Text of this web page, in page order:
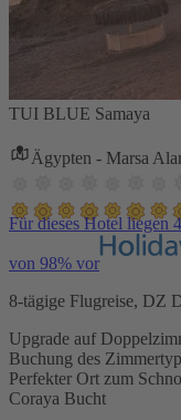
TUI BLUE Samaya
Ägypten - Marsa
Für dieses Hotel liegen
von 98% vor
8-tägige Flugreise, DZ
Upgrade auf
Buchung des
Perfekter Ort zum
Coraya Bucht